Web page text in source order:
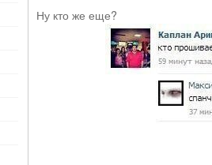
Ну кто же еще?